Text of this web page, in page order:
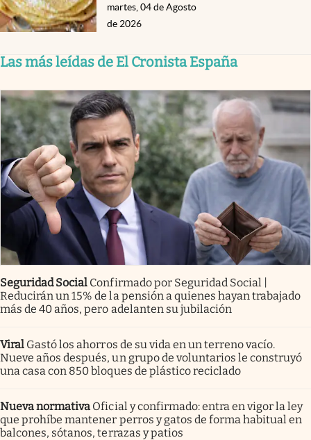
martes, 04 de Agosto
de 2026
Las más leídas de El Cronista España
Seguridad Social Confirmado por Seguridad Social |
Reducirán un 15% de la pensión a quienes hayan trabajado
más de 40 años, pero adelanten su jubilación
Viral Gastó los ahorros de su vida en un terreno vacío.
Nueve años después, un grupo de voluntarios le construyó
una casa con 850 bloques de plástico reciclado
Nueva normativa Oficial y confirmado: entra en vigor la ley
que prohíbe mantener perros y gatos de forma habitual en
balcones, sótanos, terrazas y patios